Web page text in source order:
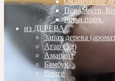
Перламутр,
Рог и проч.
из ДЕРЕВА
Запах дерева
Агар (Уд)
Амарант
Бамбук
Венге